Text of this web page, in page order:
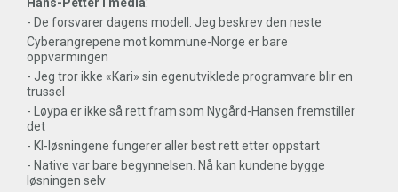
- De forsvarer dagens modell. Jeg beskrev den neste
Cyberangrepene mot kommune-Norge er bare
oppvarmingen
- Jeg tror ikke «Kari» sin egenutviklede programvare blir en
trussel
- Løypa er ikke så rett fram som Nygård-Hansen fremstiller
det
- KI-løsningene fungerer aller best rett etter oppstart
- Native var bare begynnelsen. Nå kan kundene bygge
løsningen selv